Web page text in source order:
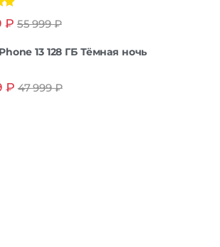
₽ 55 999₽
13 128 ГБ Тёмная ночь
₽ 47 999₽